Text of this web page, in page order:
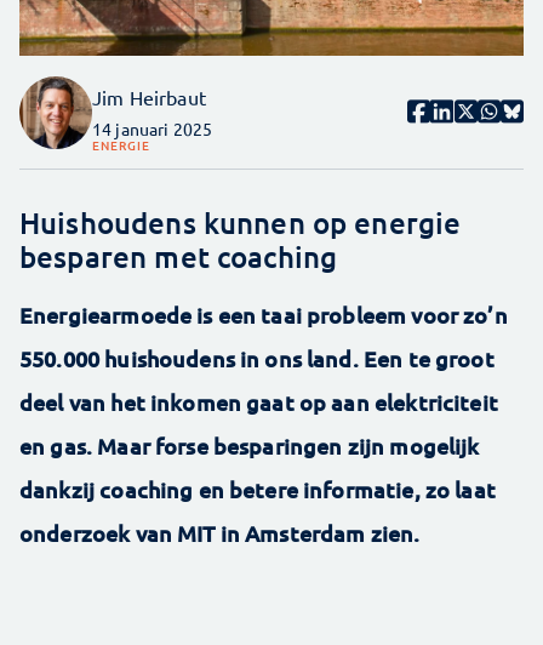
Jim Heirbaut
14 januari 2025
ENERGIE
Huishoudens kunnen op energie
besparen met coaching
Energiearmoede is een taai probleem voor zo’n
550.000 huishoudens in ons land. Een te groot
deel van het inkomen gaat op aan elektriciteit
en gas. Maar forse besparingen zijn mogelijk
dankzij coaching en betere informatie, zo laat
onderzoek van MIT in Amsterdam zien.